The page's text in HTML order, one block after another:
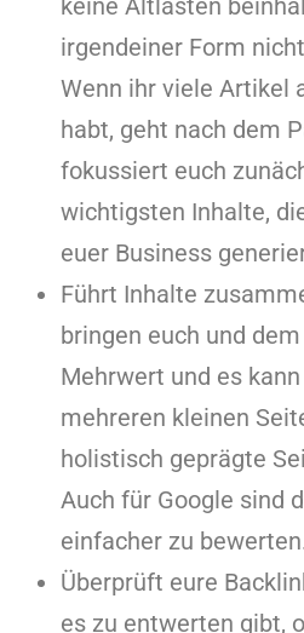
keine Altlasten
irgendeiner Form
Wenn ihr viele Artikel
habt, geht nach dem
fokussiert euch
wichtigsten Inhalte,
euer Business
Führt Inhalte
bringen euch und
Mehrwert und es
mehreren kleinen
holistisch geprägte
Auch für Google sind
einfacher zu
Überprüft eure
es zu entwerten gibt,